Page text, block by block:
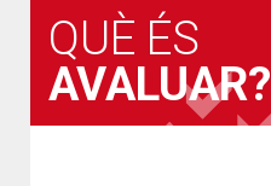
QUÈ ÉS
AVALUAR?